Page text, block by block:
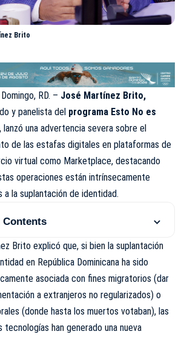
Brito
RD. – José Martínez Brito,
y panelista del programa Esto No es
, lanzó una advertencia severa sobre el
de las estafas digitales en plataformas de
virtual como Marketplace, destacando
operaciones están intrínsecamente
a la suplantación de identidad.
Contents
Brito explicó que, si bien la suplantación
en República Dominicana ha sido
asociada con fines migratorios (dar
a extranjeros no regularizados) o
(donde hasta los muertos votaban), las
tecnologías han generado una nueva